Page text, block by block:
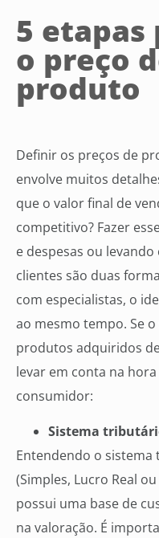
5
o preço
produto
Definir os preços de
envolve muitos
que o valor final de
competitivo? Fazer
e despesas ou
clientes são duas
com especialistas, o
ao mesmo tempo. Se
produtos adquiridos
levar em conta na
consumidor:
Sistema
Entendendo o
(Simples, Lucro Real
possui uma base de
na valoração. É